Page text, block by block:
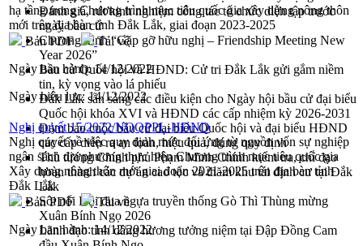
Đánh giá, rút kinh nghiệm công tác tổ chức diễn tập trước
ngày bầu cử
Chương trình “Gặp gỡ hữu nghị – Friendship Meeting New
Year 2026”
Bầu cử Quốc hội và HĐND: Cử tri Đắk Lắk gửi gắm niềm
tin, kỳ vọng vào lá phiếu
Đắk Lắk sẵn sàng các điều kiện cho Ngày hội bầu cử đại biểu
Quốc hội khóa XVI và HĐND các cấp nhiệm kỳ 2026-2031
Đảm bảo cuộc bầu cử đại biểu Quốc hội và đại biểu HĐND
các cấp diễn ra an toàn, hiệu quả, đúng quy định
Thủ tướng Chính phủ Phạm Minh Chính kiểm tra, chỉ đạo
hoàn thành các dự án cao tốc và thăm khu tái định cư tại Đắk
Lắk
Sôi nổi Hội đua ngựa truyền thống Gò Thì Thùng mừng
Xuân Bính Ngọ 2026
Lãnh đạo tỉnh dâng hương tưởng niệm tại Đập Đồng Cam
hạ tầng trong Chương trình mục tiêu quốc gia xây dựng nông thôn
mới trên địa bàn tỉnh Đắk Lắk, giai đoạn 2023-2025
Bản PDF
Tải về
Ngày ban hành:14/12/2022
Ngày hiệu lực: 14/12/2022
Nghị quyết 15/2022/NQQPPL-HĐND
Nghị quyết về việc quy định mức đối ứng từ nguồn vốn sự nghiệp
ngân sách địa phương thực hiện Chương trình mục tiêu quốc gia
Xây dựng nông thôn mới giai đoạn 2021-2025 trên địa bàn tỉnh
Đắk Lắk
Bản PDF
Tải về
Ngày ban hành:14/12/2022